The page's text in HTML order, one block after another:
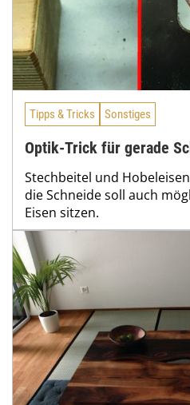
Tipps & Tricks Sonstiges
Optik-Trick für gerade
Stechbeitel und
die Schneide soll auch
Eisen sitzen.